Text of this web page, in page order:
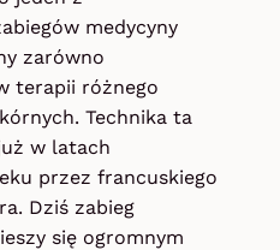
medycyny
zarówno
terapii różnego
Technika ta
w latach
przez francuskiego
Dziś zabieg
się ogromnym